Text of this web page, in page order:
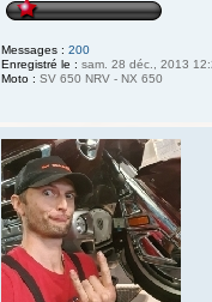
Messages : 200
Enregistré le : sam. 28 déc., 2013
Moto : SV 650 NRV - NX 650